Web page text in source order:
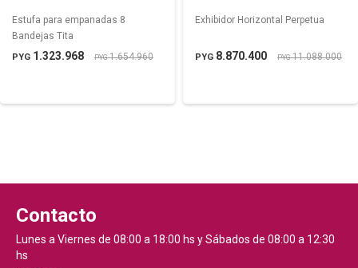
Estufa para empanadas 8
Bandejas Tita
PYG 1.323.968 PYG1.654.960
Exhibidor Horizontal Perpetua
PYG 8.870.400 PYG11.088.000
Contacto
Lunes a Viernes de 08:00 a 18:00 hs y Sábados de 08:00 a 12:30
hs